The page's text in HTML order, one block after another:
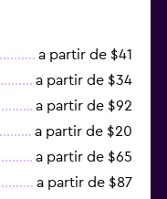
a partir de $41
a partir de $34
a partir de $92
a partir de $20
a partir de $65
a partir de $87